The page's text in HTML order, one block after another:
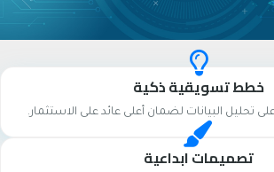
خطط تسويقية ذكية
تحليل البيانات لضمان أعلى عائد على الاستثمار.
تصميمات ابداعية